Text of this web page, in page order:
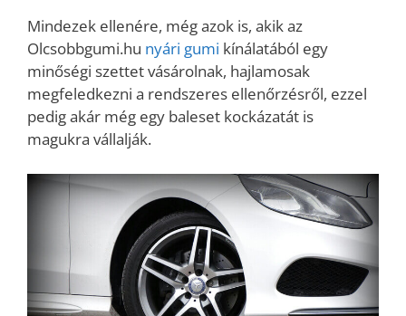
Mindezek ellenére, még azok is, akik az
Olcsobbgumi.hu nyári gumi kínálatából egy
minőségi szettet vásárolnak, hajlamosak
megfeledkezni a rendszeres ellenőrzésről, ezzel
pedig akár még egy baleset kockázatát is
magukra vállalják.